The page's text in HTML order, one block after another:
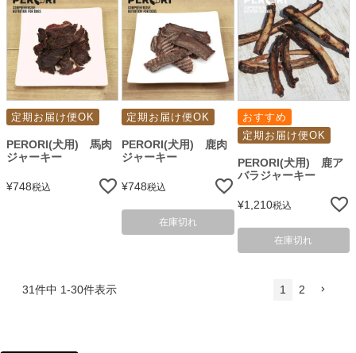
定期お届け便OK
PERORI(犬用) 馬肉
ジャーキー
¥748税込
定期お届け便OK
PERORI(犬用) 鹿肉
ジャーキー
¥748税込
在庫切れ
おすすめ
定期お届け便OK
PERORI(犬用) 鹿ア
バラジャーキー
¥1,210税込
在庫切れ
31件中 1-30件表示 1 2